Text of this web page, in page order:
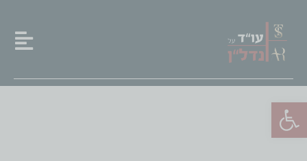
פתח סרגל נגישות
הצהרת נגישות